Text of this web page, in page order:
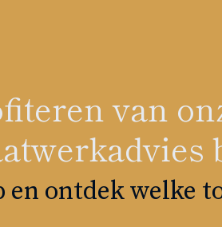
van
en ontdek welke